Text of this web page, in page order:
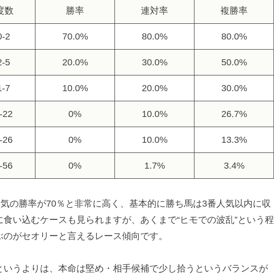
数 勝率 連対率 複勝率
2 70.0% 80.0% 80.0%
5 20.0% 30.0% 50.0%
7 10.0% 20.0% 30.0%
22 0% 10.0% 26.7%
26 0% 10.0% 13.3%
56 0% 1.7% 3.4%
の勝率が70％と非常に高く、基本的に勝ち馬は3番人気以内に収
い込むケースも見られますが、あくまで“ヒモでの波乱”という程
がセオリーと言えるレース傾向です。
うよりは、本命は堅め・相手候補で少し拾うというバランスが